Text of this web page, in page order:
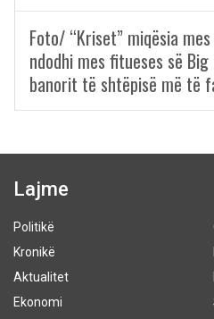
Foto/ “Kriset” miqësia
ndodhi mes fitueses së
banorit të shtëpisë më të
Lajme
Politikë
Kronikë
Aktualitet
Ekonomi